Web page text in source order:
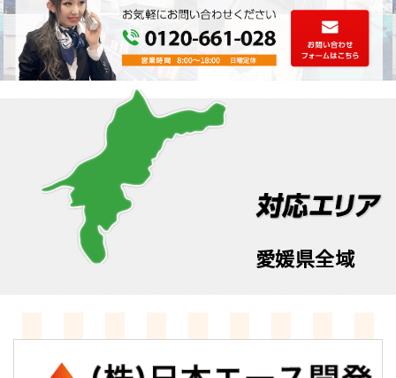
愛媛県全域